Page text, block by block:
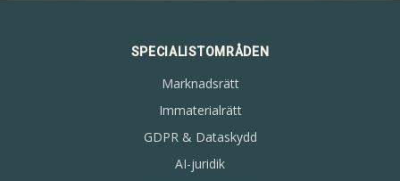
SPECIALISTOMRÅDEN
Marknadsrätt
Immaterialrätt
GDPR & Dataskydd
AI-juridik